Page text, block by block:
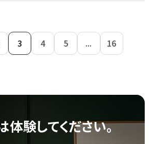
3 4 5 ... 16
体験してください。